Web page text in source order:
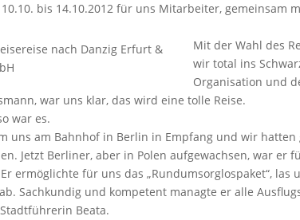
bis 14.10.2012 für uns Mitarbeiter, gemeinsam
Mit der Wahl des
wir total ins
Organisation und
war uns klar, das wird eine tolle Reise.
war es.
uns am Bahnhof in Berlin in Empfang und wir
Jetzt Berliner, aber in Polen aufgewachsen, war er
ermöglichte für uns das „Rundumsorglospaket“,
Sachkundig und kompetent managte er alle
Beata.